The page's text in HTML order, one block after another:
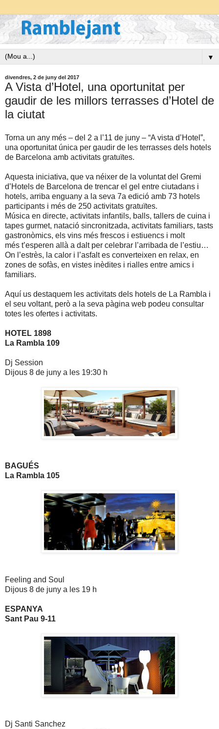
▼
divendres, 2 de juny del 2017
A Vista d’Hotel, una oportunitat per
gaudir de les millors terrasses d’Hotel de
la ciutat
Torna un any més – del 2 a l’11 de juny – “A vista d’Hotel”,
una oportunitat única per gaudir de les terrasses dels hotels
de Barcelona amb activitats gratuïtes.
Aquesta iniciativa, que va néixer de la voluntat del Gremi
d’Hotels de Barcelona de trencar el gel entre ciutadans i
hotels, arriba enguany a la seva 7a edició amb 73 hotels
participants i més de 250 activitats gratuïtes.
Música en directe, activitats infantils, balls, tallers de cuina i
tapes gurmet, natació sincronitzada, activitats familiars, tasts
gastronòmics, els vins més frescos i estiuencs i molt
més t’esperen allà a dalt per celebrar l’arribada de l’estiu…
On l’estrès, la calor i l’asfalt es converteixen en relax, en
zones de sofàs, en vistes inèdites i rialles entre amics i
familiars.
Aquí us destaquem les activitats dels hotels de La Rambla i
el seu voltant, però a la seva pàgina web podeu consultar
totes les ofertes i activitats.
HOTEL 1898
La Rambla 109
Dj Session
Dijous 8 de juny a les 19:30 h
BAGUÉS
La Rambla 105
Feeling and Soul
Dijous 8 de juny a les 19 h
ESPANYA
Sant Pau 9-11
Dj Santi Sanchez